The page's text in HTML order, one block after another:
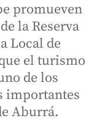
promueven
la Reserva
Local de
el turismo
de los
importantes
Aburrá.